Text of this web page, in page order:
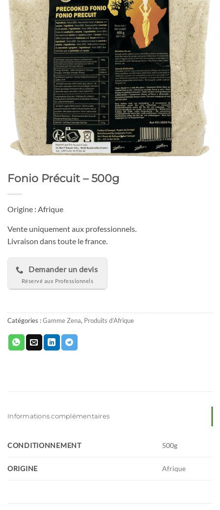
Fonio Précuit – 500g
Origine : Afrique
Vente uniquement aux professionnels.
Livraison dans toute le france.
Demander un devis
Catégories :Gamme Zena, Produits d’Afrique
Informations complémentaires
CONDITIONNEMENT 500g
ORIGINE Afrique